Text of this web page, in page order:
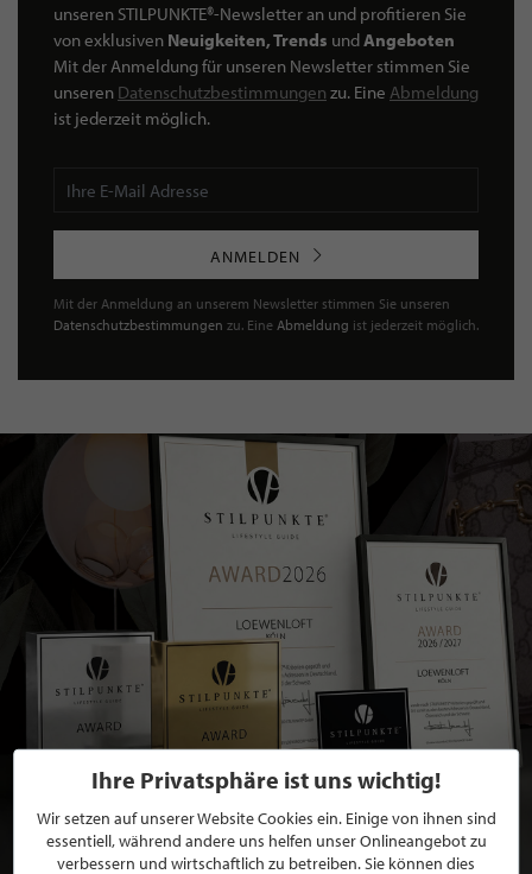
unseren STILPUNKTE®-Newsletter an und profitieren Sie
von exklusiven Neuigkeiten, Trends undAngeboten
Mit der Anmeldung für unseren Newsletter stimmen Sie
unseren Datenschutzbestimmungen zu. Eine Abmeldung
ist jederzeit möglich.
ANMELDEN
Mit der Anmeldung an unserem Newsletter stimmen Sie unseren
Datenschutzbestimmungen zu. Eine Abmeldung ist jederzeit möglich.
BEWERBEN SIE SICH FÜR EINE GRATIS
MITGLIEDSCHAFT BEI STILPUNKTE®
Ihre Privatsphäre ist uns wichtig!
Wir setzen auf unserer Website Cookies ein. Einige von ihnen sind
essentiell, während andere uns helfen unser Onlineangebot zu
verbessern und wirtschaftlich zu betreiben. Sie können dies